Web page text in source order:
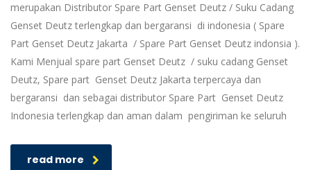
merupakan Distributor Spare Part Genset Deutz / Suku Cadang
Genset Deutz terlengkap dan bergaransi di indonesia ( Spare
Part Genset Deutz Jakarta / Spare Part Genset Deutz indonsia ).
Kami Menjual spare part Genset Deutz / suku cadang Genset
Deutz, Spare part Genset Deutz Jakarta terpercaya dan
bergaransi dan sebagai distributor Spare Part Genset Deutz
Indonesia terlengkap dan aman dalam pengiriman ke seluruh
read more